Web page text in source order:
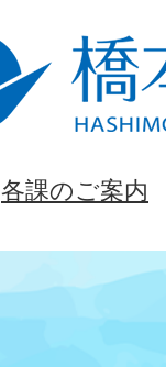
各課のご案内